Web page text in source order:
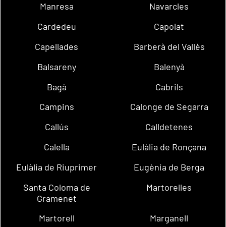
Manresa
Navarcles
Cardedeu
Capolat
Capellades
Barberà del Vallès
Balsareny
Balenyà
Bagà
Cabrils
Campins
Calonge de Segarra
Callús
Calldetenes
Calella
Eulàlia de Ronçana
Eulàlia de Riuprimer
Eugènia de Berga
Santa Coloma de
Gramenet
Martorelles
Martorell Marganell